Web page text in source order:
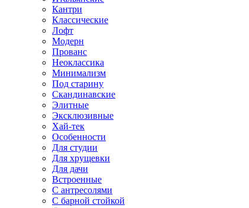
Кантри
Классические
Лофт
Модерн
Прованс
Неоклассика
Минимализм
Под старину
Скандинавские
Элитные
Эксклюзивные
Хай-тек
Особенности
Для студии
Для хрущевки
Для дачи
Встроенные
С антресолями
С барной стойкой